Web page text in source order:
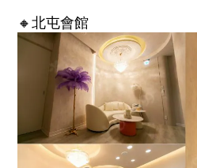
🔸北屯會館